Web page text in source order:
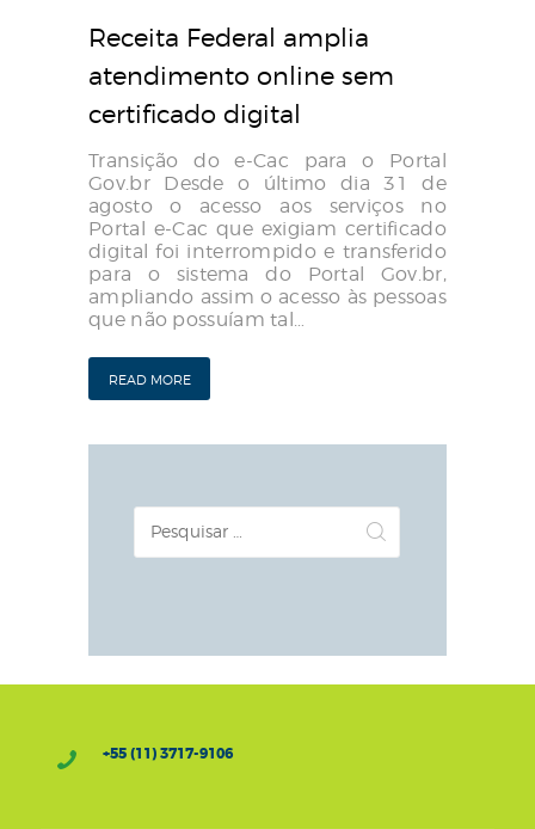
Receita Federal amplia
atendimento online sem
certificado digital
Transição do e-Cac para o Portal
Gov.br Desde o último dia 31 de
agosto o acesso aos serviços no
Portal e-Cac que exigiam certificado
digital foi interrompido e transferido
para o sistema do Portal Gov.br,
ampliando assim o acesso às pessoas
que não possuíam tal…
READ MORE
por:
+55 (11) 3717-9106